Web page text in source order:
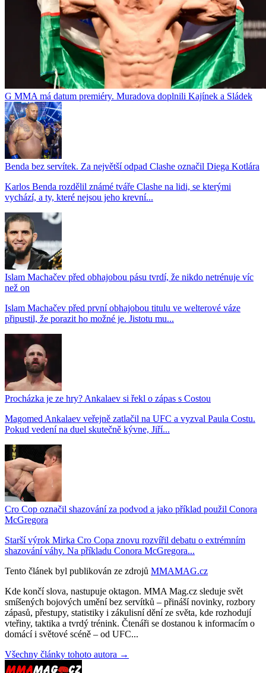
G MMA má datum premiéry. Muradova doplnili Kajínek a Sládek
Benda bez servítek. Za největší odpad Clashe označil Diega Kotlára
Karlos Benda rozdělil známé tváře Clashe na lidi, se kterými
vychází, a ty, které nejsou jeho krevní...
Islam Machačev před obhajobou pásu tvrdí, že nikdo netrénuje víc
než on
Islam Machačev před první obhajobou titulu ve welterové váze
připustil, že porazit ho možné je. Jistotu mu...
Procházka je ze hry? Ankalaev si řekl o zápas s Costou
Magomed Ankalaev veřejně zatlačil na UFC a vyzval Paula Costu.
Pokud vedení na duel skutečně kývne, Jiří...
Cro Cop označil shazování za podvod a jako příklad použil Conora
McGregora
Starší výrok Mirka Cro Copa znovu rozvířil debatu o extrémním
shazování váhy. Na příkladu Conora McGregora...
Tento článek byl publikován ze zdrojů MMAMAG.cz
Kde končí slova, nastupuje oktagon. MMA Mag.cz sleduje svět
smíšených bojových umění bez servítků – přináší novinky, rozbory
zápasů, přestupy, statistiky i zákulisní dění ze světa, kde rozhodují
vteřiny, taktika a tvrdý trénink. Čtenáři se dostanou k informacím o
domácí i světové scéně – od UFC...
Všechny články tohoto autora →